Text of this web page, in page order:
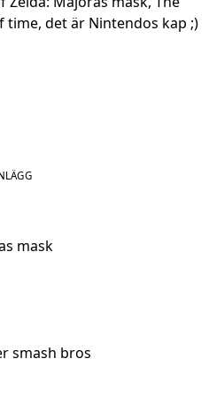
time, det är Nintendos kap ;)
mask
smash bros